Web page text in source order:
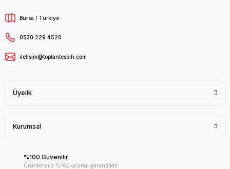
Bursa / Türkiye
0530 229 4520
iletisim@toptantesbih.com
Üyelik
Kurumsal
%100 Güvenilir
Ürünlerimiz %100 orijinal garantilidir.